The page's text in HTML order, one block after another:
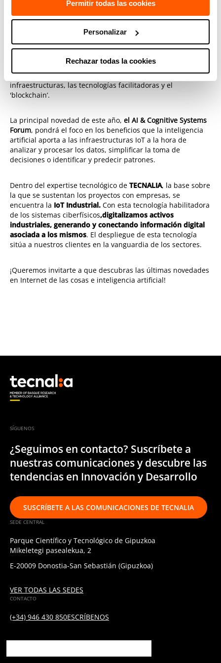
Permitir todas las cookies
Personalizar
Rechazar todas la cookies
esta tecnología y el IoT para transformar la industria.
IoTSWCha establecido nueve temáticas, como son: la
transporte conectado, la industria abierta, la asistencia
sanitaria, la inteligencia artificial, la construcción e
infraestructuras, las tecnologías facilitadoras y el
'blockchain’.
La principal novedad de este año,el AI & Cognitive Systems
Forum, pondrá el foco en los beneficios que la inteligencia
artificial aporta a las infraestructuras IoT a la hora de
analizar y procesar los datos, simplificar la toma de
decisiones o identificar y predecir patrones.
Dentro del expertise tecnológico deTECNALIA, la base sobre
la que se sustentan los proyectos con empresas, se
encuentra la IoT Industrial. Con esta tecnología habilitadora
de los sistemas ciberfísicos,digitalizamos activos
industriales, generando y conectando información digital
asociada a los mismos. El despliegue de esta tecnología
sitúa a nuestros clientes en la vanguardia de los sectores.
¡Queremos invitarte a que descubras las últimas novedades
en Internet de las cosas e inteligencia artificial!
SÍGUENOS
¿Seguimos en contacto? Suscríbete a
nuestras comunicaciones y descubre las
tendencias en Innovación y Desarrollo
SUSCRÍBETE A LAS COMUNICACIONES DE TECNALIA
SEDE CENTRAL
Parque Científico y Tecnológico de Gipuzkoa
Mikeletegi pasealekua, 2
E-20009 Donostia-San Sebastián (Gipuzkoa)
VER TODAS LAS SEDES
CONTACTO
(+34) 946 430 850ESCRÍBENOS